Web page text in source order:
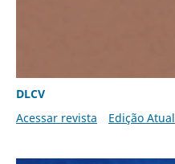
DLCV
Acessar revista
Edição Atual